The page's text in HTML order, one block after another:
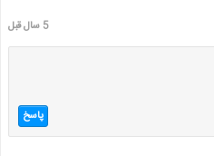
5 سال قبل
پاسخ